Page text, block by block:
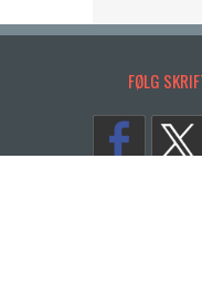
Protestant
bygning i
FØLG